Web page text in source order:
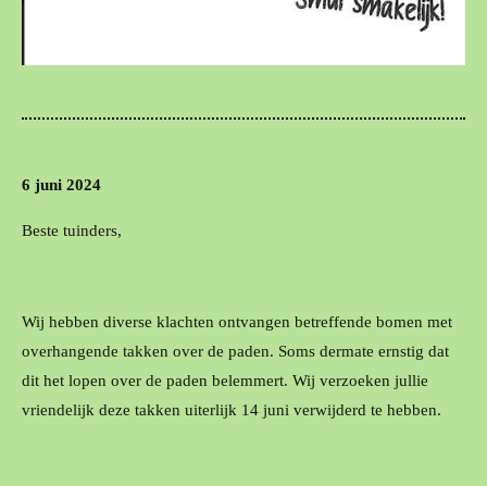
6 juni 2024
Beste tuinders,
Wij hebben diverse klachten ontvangen betreffende bomen met
overhangende takken over de paden. Soms dermate ernstig dat
dit het lopen over de paden belemmert. Wij verzoeken jullie
vriendelijk deze takken uiterlijk 14 juni verwijderd te hebben.